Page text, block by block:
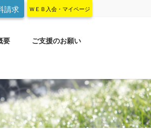
請求 ＷＥＢ入会・マイページ
要 ご支援のお願い